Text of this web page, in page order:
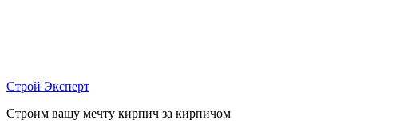
Строй Эксперт
Строим вашу мечту кирпич за кирпичом